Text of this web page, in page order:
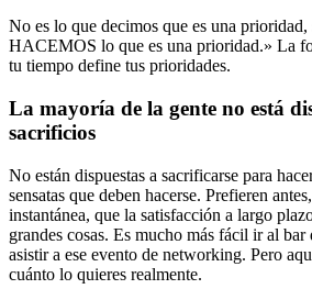
No es lo que decimos que es una
HACEMOS lo que es una prioridad.» La
tu tiempo define tus prioridades.
La mayoría de la gente no está
sacrificios
No están dispuestas a sacrificarse para
sensatas que deben hacerse. Prefieren
instantánea, que la satisfacción a largo
grandes cosas. Es mucho más fácil ir al bar
asistir a ese evento de networking. Pero
cuánto lo quieres realmente.